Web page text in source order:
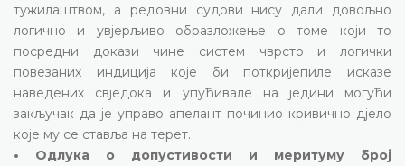
тужилаштвом, а редовни судови нису дали довољно
логично и увјерљиво образложење о томе који то
посредни докази чине систем чврсто и логички
повезаних индиција које би поткријепиле исказе
наведених свједока и упућивале на једини могући
закључак да је управо апелант починио кривично дјело
које му се ставља на терет.
• Одлука о допустивости и меритуму број